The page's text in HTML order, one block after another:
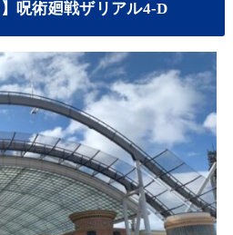
】呪術廻戦ザリアル4-D